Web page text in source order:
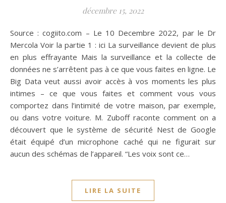
décembre 15, 2022
Source : cogiito.com – Le 10 Decembre 2022, par le Dr
Mercola Voir la partie 1 : ici La surveillance devient de plus
en plus effrayante Mais la surveillance et la collecte de
données ne s’arrêtent pas à ce que vous faites en ligne. Le
Big Data veut aussi avoir accès à vos moments les plus
intimes – ce que vous faites et comment vous vous
comportez dans l’intimité de votre maison, par exemple,
ou dans votre voiture. M. Zuboff raconte comment on a
découvert que le système de sécurité Nest de Google
était équipé d’un microphone caché qui ne figurait sur
aucun des schémas de l’appareil. “Les voix sont ce…
LIRE LA SUITE